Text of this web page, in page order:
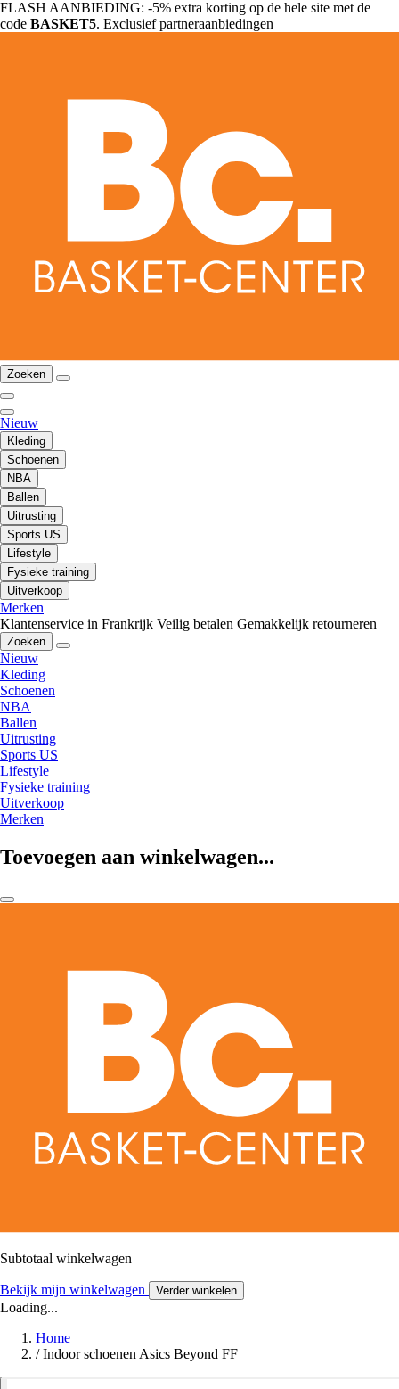
FLASH AANBIEDING: -5% extra korting op de hele site met de
code BASKET5. Exclusief partneraanbiedingen
Zoeken
Nieuw
Kleding
Schoenen
NBA
Ballen
Uitrusting
Sports US
Lifestyle
Fysieke training
Uitverkoop
Merken
Klantenservice in Frankrijk Veilig betalen Gemakkelijk retourneren
Zoeken
Nieuw
Kleding
Schoenen
NBA
Ballen
Uitrusting
Sports US
Lifestyle
Fysieke training
Uitverkoop
Merken
Toevoegen aan winkelwagen...
Subtotaal winkelwagen
Bekijk mijn winkelwagen Verder winkelen
Loading...
Home
/ Indoor schoenen Asics Beyond FF